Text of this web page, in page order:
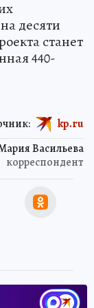
десяти
станет
440-
Васильева
корреспондент
kp.ru